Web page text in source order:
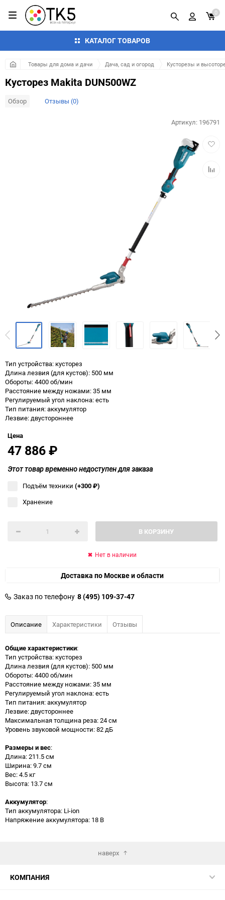
КАТАЛОГ ТОВАРОВ
0
Товары для дома и дачи Дача, сад и огород Кусторезы и
Кусторез Makita DUN500WZ
Обзор Отзывы (0)
Артикул: 196791
Тип устройства: кусторез
Длина лезвия (для кустов): 500 мм
Обороты: 4400 об/мин
Расстояние между ножами: 35 мм
Регулируемый угол наклона: есть
Тип питания: аккумулятор
Лезвие: двустороннее
Цена
47 886₽
Этот товар временно недоступен для заказа
Подъём техники (+300₽)
Хранение
В КОРЗИНУ
Нет в наличии
Доставка по Москве и области
Заказ по телефону 8 (495) 109-37-47
Описание Характеристики Отзывы
Общие характеристики:
Тип устройства: кусторез
Длина лезвия (для кустов): 500 мм
Обороты: 4400 об/мин
Расстояние между ножами: 35 мм
Регулируемый угол наклона: есть
Тип питания: аккумулятор
Лезвие: двустороннее
Максимальная толщина реза: 24 см
Уровень звуковой мощности: 82 дБ
Размеры и вес:
Длина: 211.5 см
Ширина: 9.7 см
Вес: 4.5 кг
Высота: 13.7 см
Аккумулятор:
Тип аккумулятора: Li-ion
Напряжение аккумулятора: 18 В
наверх
КОМПАНИЯ